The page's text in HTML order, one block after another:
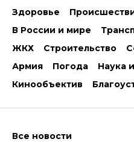
Здоровье
В России и мире
ЖКХ
Строительство
Армия
Погода
Наука
Кинообъектив
Все новости